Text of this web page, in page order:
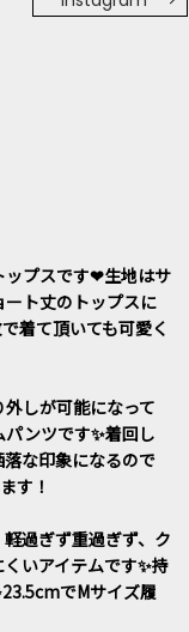
ップスです❤︎生地はサ
ト丈のトップスに
着て頂いても可愛く
外しが可能になって
ンツです✨着回し
な印象になるので
す！
過ぎず重過ぎず、ク
いアイテムです✨持
でMサイズ履